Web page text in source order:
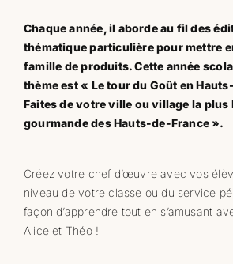
Chaque année, il aborde au fil des
thématique particulière pour mettre
famille de produits. Cette année
thème est « Le tour du Goût en
Faites de votre ville ou village la plus
gourmande des Hauts-de-France ».
Créez votre chef d’œuvre avec vos
niveau de votre classe ou du service
façon d’apprendre tout en s’amusant
Alice et Théo !